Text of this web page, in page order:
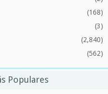
(168)
(3)
(2,840)
(562)
Populares